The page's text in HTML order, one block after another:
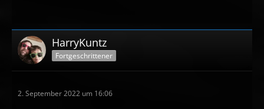
HarryKuntz
Fortgeschrittener
2. September 2022 um 16:06